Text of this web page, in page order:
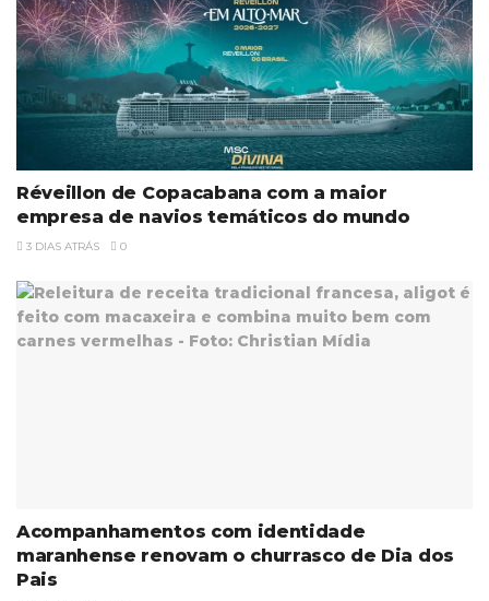
Réveillon de Copacabana com a maior
empresa de navios temáticos do mundo
3 DIAS ATRÁS 0
Acompanhamentos com identidade
maranhense renovam o churrasco de Dia dos
Pais